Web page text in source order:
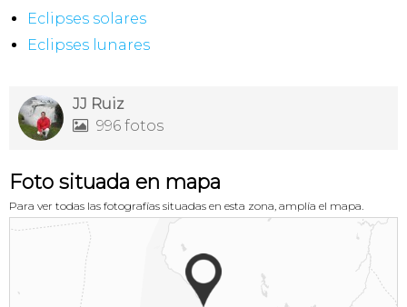
Eclipses solares
Eclipses lunares
JJ Ruiz
 996 fotos
Foto situada en mapa
Para ver todas las fotografías situadas en esta zona, amplía el mapa.